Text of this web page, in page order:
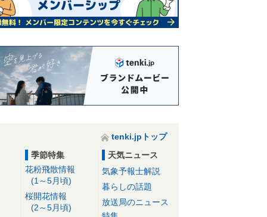
tenki.jpトップ
季節特集
花粉飛散情報
(1～5月頃)
桜開花情報
(2～5月頃)
天気ニュース
気象予報士解説
暮らしの話題
放送局のニュース